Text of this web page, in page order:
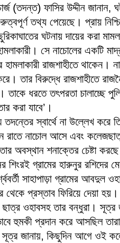
(তদন্ত) ফাসির উদ্দীন জানান,
তথ্য পেয়েছে। প্রায়
ঘটনায় দায়ের করা
সে নাচোলের একটি
রাজশাহীতে থাকেন।
তার বিরুদ্ধে রাজশাহীতে
ধরতে তৎপরতা চালাচ্ছে
করা যাবে’।
স্বার্থে না উল্লেখ করে
রাতে নাচোল আসে এবং
অবস্থান শনাক্তের চেষ্টা
শিংরই গ্রামের হারুনুর রশিদের
সাহাপাড়া গ্রামের আবদুল
থেকে প্রস্তাব ফিরিয়ে দেয়া হয়।
ছাত্র ওহাবসহ তার বন্ধুরা। সূত্র
হুমকী প্রদান করে আসছিল
সূত্র জানায়, কিছুদিন আগে ওই